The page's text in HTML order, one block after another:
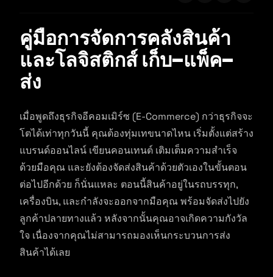
คู่มือการจัดการคลังสินค้า
และโลจิสติกส์ เก็บ-แพ็ค-
ส่ง
เมื่อพูดถึงธุรกิจอีคอมเมิร์ซ (E-Commerce) กว่าธุรกิจจะ
โตได้เท่าทุกวันนี้ คุณต้องทุ่มเทขนาดไหน เริ่มตั้งแต่สร้าง
แบรนด์ออนไลน์ เขียนคอนเทนต์ เติมเต็มความสำเร็จ
ด้วยมือคุณ และยังต้องจัดส่งสินค้าด้วยตัวเองในขั้นตอน
ต่อไปอีกด้วย ก็นั่นแหละ ตอนนี้สินค้าอยู่ในรถบรรทุก,
เครื่องบิน, และกำลังจะออกจากมือคุณ พร้อมจัดส่งไปยัง
ลูกค้าปลายทางแล้ว หลังจากนั้นคุณอาจเกิดความกังวัล
ใจ เนื่องจากคุณไม่สามารถมองเห็นกระบวนการส่ง
สินค้าได้เลย